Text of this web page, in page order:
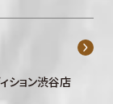
ション渋谷店